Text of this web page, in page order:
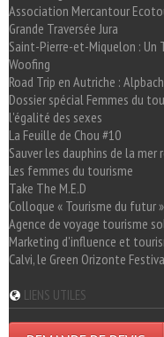
Association Mercantour
Grande Traversée Jura
Saint-Pierre-et-Miquelon : Un
Woofing
Road Trip en Autriche :
Dossier spécial Femmes du
l'égalité des sexes
La Feuille de Chou #10
Sauver les dauphins de la mer
Les femmes du tourisme
Take The M.E.D
Colloque « Tourisme du futur »
Agence de voyage tourisme
Marketing d'influence et
Calvi, le Green Orizonte
LIENS UTILES